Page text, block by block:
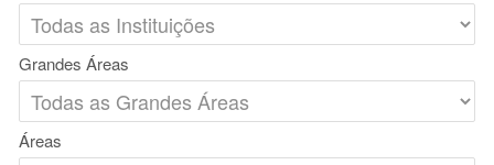
Grandes Áreas
Áreas